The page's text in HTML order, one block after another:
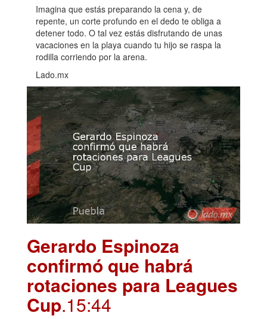
Imagina que estás preparando la cena y, de
repente, un corte profundo en el dedo te obliga a
detener todo. O tal vez estás disfrutando de unas
vacaciones en la playa cuando tu hijo se raspa la
rodilla corriendo por la arena.
Lado.mx
Gerardo Espinoza
confirmó que habrá
rotaciones para Leagues
Cup.15:44